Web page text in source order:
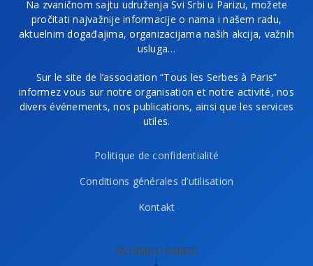
Na zvaničnom sajtu udruženja Svi Srbi u Parizu, možete
pročitati najvažnije informacije o nama i našem radu,
aktuelnim događajima, organizacijama naših akcija, važnih
usluga…
Sur le site de l’association “Tous les Serbes à Paris”
informez vous sur notre organisation et notre activité, nos
divers événements, nos publications, ainsi que les services
utiles.
Politique de confidentialité
Conditions générales d’utilisation
Kontakt